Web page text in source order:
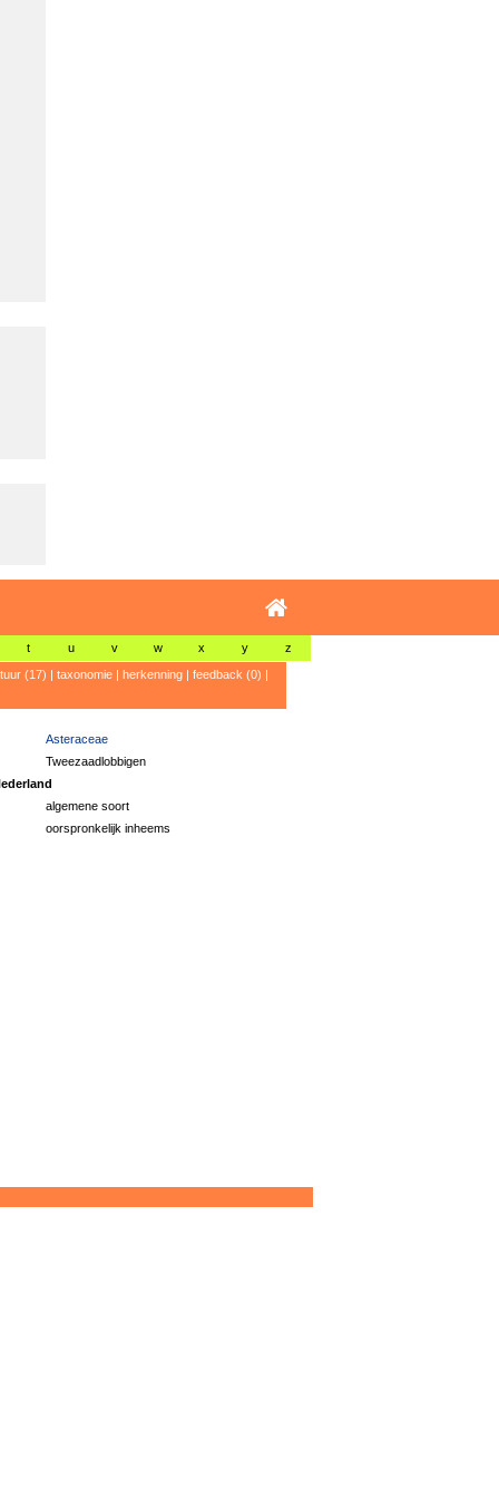
t u v w x y z
(17) | taxonomie| herkenning| feedback (0) |
Asteraceae
Tweezaadlobbigen
algemene soort
oorspronkelijk inheems